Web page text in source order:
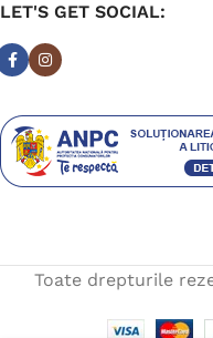
LET'S GET SOCIAL:
Toate drepturile